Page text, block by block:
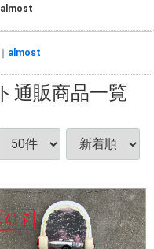
almost
almost
通販商品一覧